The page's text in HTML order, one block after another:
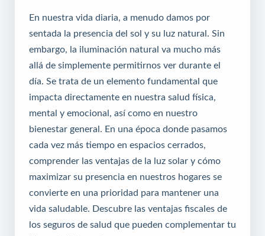
En nuestra vida diaria, a menudo damos por
sentada la presencia del sol y su luz natural. Sin
embargo, la iluminación natural va mucho más
allá de simplemente permitirnos ver durante el
día. Se trata de un elemento fundamental que
impacta directamente en nuestra salud física,
mental y emocional, así como en nuestro
bienestar general. En una época donde pasamos
cada vez más tiempo en espacios cerrados,
comprender las ventajas de la luz solar y cómo
maximizar su presencia en nuestros hogares se
convierte en una prioridad para mantener una
vida saludable. Descubre las ventajas fiscales de
los seguros de salud que pueden complementar tu